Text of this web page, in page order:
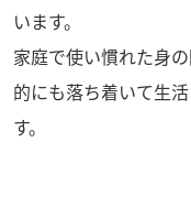
います。
家庭で使い慣れた身
的にも落ち着いて生
す。